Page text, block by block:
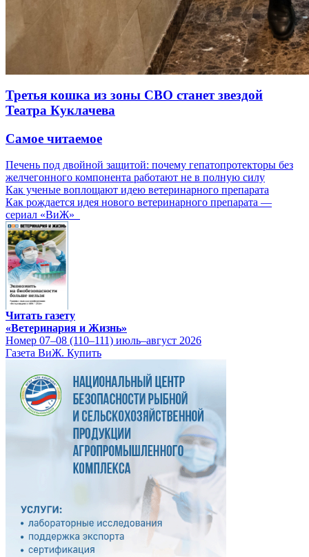
Третья кошка из зоны СВО станет звездой
Театра Куклачева
Самое читаемое
Печень под двойной защитой: почему гепатопротекторы без
желчегонного компонента работают не в полную силу
Как ученые воплощают идею ветеринарного препарата
Как рождается идея нового ветеринарного препарата —
сериал «ВиЖ»
Читать газету
«Ветеринария и Жизнь»
Номер 07–08 (110–111) июль–август 2026
Газета ВиЖ. Купить